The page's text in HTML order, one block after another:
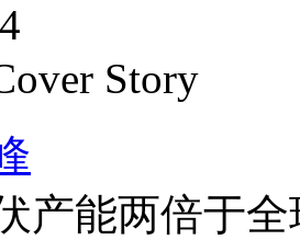
Story
产能两倍于